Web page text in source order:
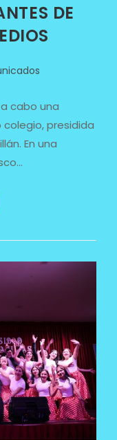
DE
cabo una
presidida
En una